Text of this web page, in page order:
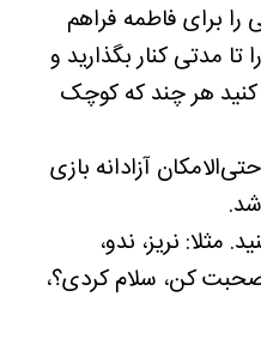
را برای فاطمه فراهم
تا مدتی کنار بگذارید و
کنید هر چند که کوچک
آزادانه بازی
مثلا: نریز، ندو،
کن، سلام کردی؟،